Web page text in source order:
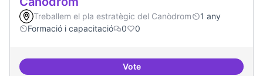
Treballem el pla estratègic del Canòdrom
1 any
Formació i capacitació
0 0
VoteConsolidar oferta antena